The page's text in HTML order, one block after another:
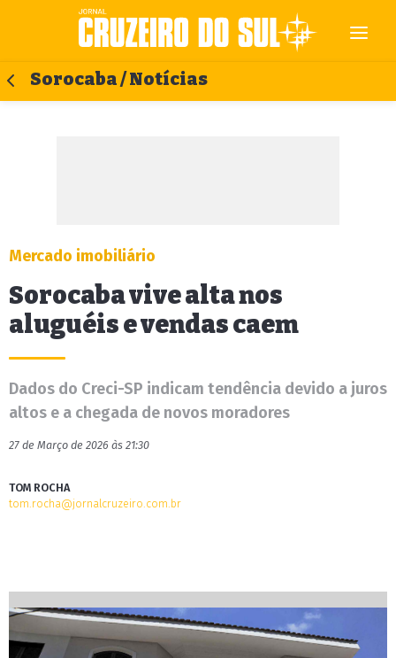
Sorocaba / Notícias
Mercado imobiliário
Sorocaba vive alta nos
aluguéis e vendas caem
Dados do Creci-SP indicam tendência devido a juros
altos e a chegada de novos moradores
27 de Março de 2026 às 21:30
TOM ROCHA
tom.rocha@jornalcruzeiro.com.br